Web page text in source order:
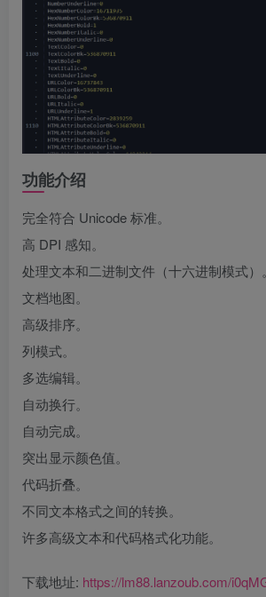
功能介绍
完全符合 Unicode 标准。
高 DPI 感知。
处理文本和二进制文件（十六进制模式）。
文档地图。
高级排序。
列模式。
多选编辑。
自动换行。
自动完成。
突出显示颜色值。
代码折叠。
不同文本格式之间的转换。
许多高级文本和代码格式化功能。
下载地址: https://lm88.lanzoub.com/